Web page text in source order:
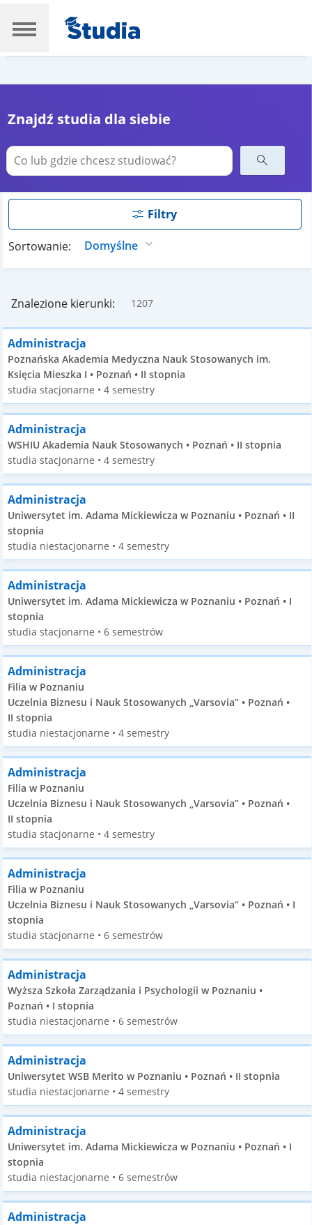
Znajdź studia dla siebie
Filtry
Sortowanie:
Znalezione kierunki: 1207
Administracja
Poznańska Akademia Medyczna Nauk Stosowanych im.
Księcia Mieszka I • Poznań • II stopnia
studia stacjonarne • 4 semestry
Administracja
WSHIU Akademia Nauk Stosowanych • Poznań • II stopnia
studia stacjonarne • 4 semestry
Administracja
Uniwersytet im. Adama Mickiewicza w Poznaniu • Poznań • II
stopnia
studia niestacjonarne • 4 semestry
Administracja
Uniwersytet im. Adama Mickiewicza w Poznaniu • Poznań • I
stopnia
studia stacjonarne • 6 semestrów
Administracja
Filia w Poznaniu
Uczelnia Biznesu i Nauk Stosowanych „Varsovia” • Poznań •
II stopnia
studia niestacjonarne • 4 semestry
Administracja
Filia w Poznaniu
Uczelnia Biznesu i Nauk Stosowanych „Varsovia” • Poznań •
II stopnia
studia stacjonarne • 4 semestry
Administracja
Filia w Poznaniu
Uczelnia Biznesu i Nauk Stosowanych „Varsovia” • Poznań • I
stopnia
studia stacjonarne • 6 semestrów
Administracja
Wyższa Szkoła Zarządzania i Psychologii w Poznaniu •
Poznań • I stopnia
studia niestacjonarne • 6 semestrów
Administracja
Uniwersytet WSB Merito w Poznaniu • Poznań • II stopnia
studia niestacjonarne • 4 semestry
Administracja
Uniwersytet im. Adama Mickiewicza w Poznaniu • Poznań • I
stopnia
studia niestacjonarne • 6 semestrów
Administracja